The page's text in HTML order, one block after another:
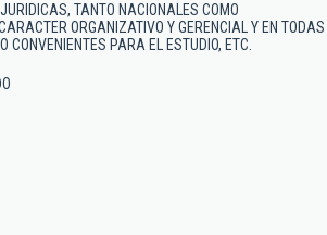
TANTO NACIONALES COMO
ORGANIZATIVO Y GERENCIAL Y EN TODAS
PARA EL ESTUDIO, ETC.